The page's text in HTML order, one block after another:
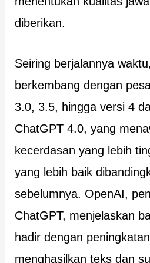
diberikan.
Seiring berjalannya
berkembang dengan
3.0, 3.5, hingga versi 4
ChatGPT 4.0, yang
kecerdasan yang lebih
yang lebih baik
sebelumnya. OpenAI,
ChatGPT, menjelaskan
hadir dengan
menghasilkan teks dan